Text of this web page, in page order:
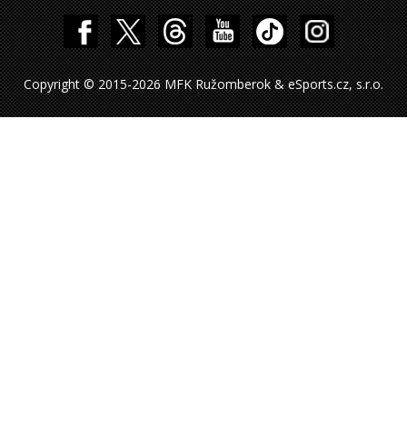
Copyright © 2015-2026 MFK Ružomberok & eSports.cz, s.r.o.